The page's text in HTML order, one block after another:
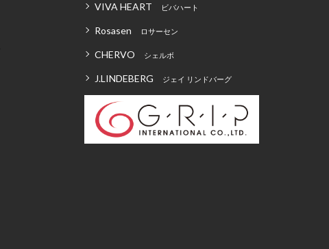
VIVA HEART ビバハート
Rosasen ロサーセン
CHERVO シェルボ
J.LINDEBERG ジェイ リンドバーグ